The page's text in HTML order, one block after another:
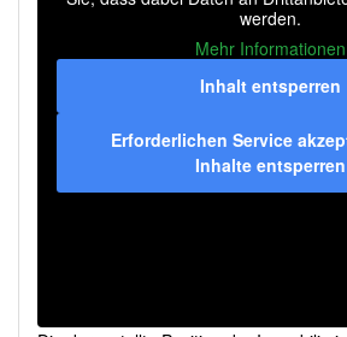
werden.
Mehr Informationen
Inhalt entsperren
Erforderlichen Service
Inhalte entsperren